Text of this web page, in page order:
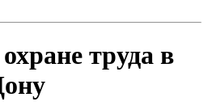
труда в